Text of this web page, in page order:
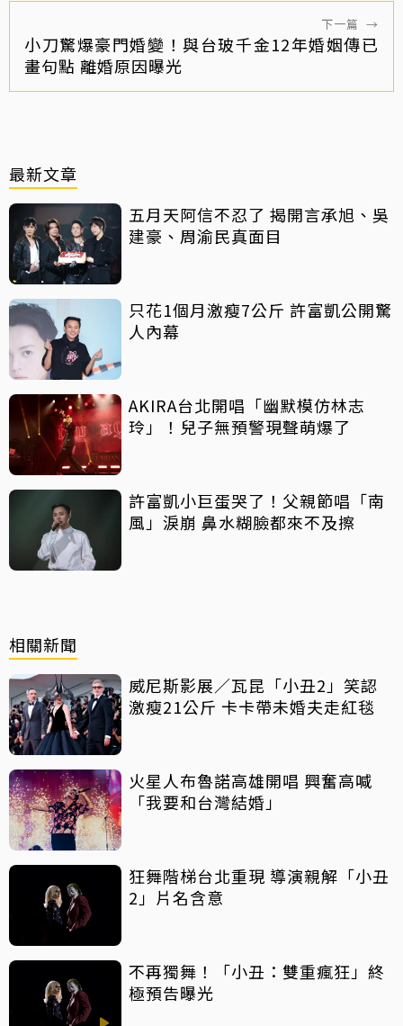
下一篇 →
小刀驚爆豪門婚變！與台玻千金12年婚姻傳已
畫句點 離婚原因曝光
最新文章
五月天阿信不忍了 揭開言承旭、吳
建豪、周渝民真面目
只花1個月激瘦7公斤 許富凱公開驚
人內幕
AKIRA台北開唱「幽默模仿林志
玲」！兒子無預警現聲萌爆了
許富凱小巨蛋哭了！父親節唱「南
風」淚崩 鼻水糊臉都來不及擦
相關新聞
威尼斯影展／瓦昆「小丑2」笑認
激瘦21公斤 卡卡帶未婚夫走紅毯
火星人布魯諾高雄開唱 興奮高喊
「我要和台灣結婚」
狂舞階梯台北重現 導演親解「小丑
2」片名含意
不再獨舞！「小丑：雙重瘋狂」終
極預告曝光